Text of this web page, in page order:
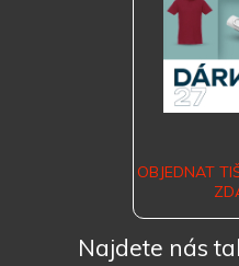
OBJEDNAT
Najdete nás